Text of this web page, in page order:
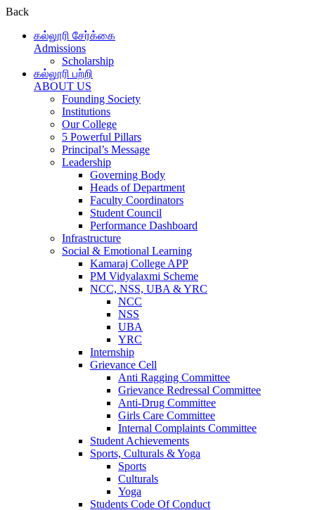
Back
கல்லூரி சேர்க்கை
Admissions
Scholarship
கல்லூரி பற்றி
ABOUT US
Founding Society
Institutions
Our College
5 Powerful Pillars
Principal’s Message
Leadership
Governing Body
Heads of Department
Faculty Coordinators
Student Council
Performance Dashboard
Infrastructure
Social & Emotional Learning
Kamaraj College APP
PM Vidyalaxmi Scheme
NCC, NSS, UBA & YRC
NCC
NSS
UBA
YRC
Internship
Grievance Cell
Anti Ragging Committee
Grievance Redressal Committee
Anti-Drug Committee
Girls Care Committee
Internal Complaints Committee
Student Achievements
Sports, Culturals & Yoga
Sports
Culturals
Yoga
Students Code Of Conduct